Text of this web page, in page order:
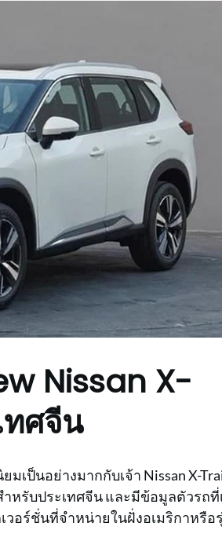
Nissan X-
ทศจีน
เป็นอย่างมากกับเจ้า Nissan X-
หรับประเทศจีน และมีข้อมูลตัวรถที่
วอร์ชั่นที่จำหน่ายในฝั่งอเมริกาหรือ